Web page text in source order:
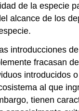
de la especie
alcance de los
introducciones
fracasan
introducidos
al que
tienen